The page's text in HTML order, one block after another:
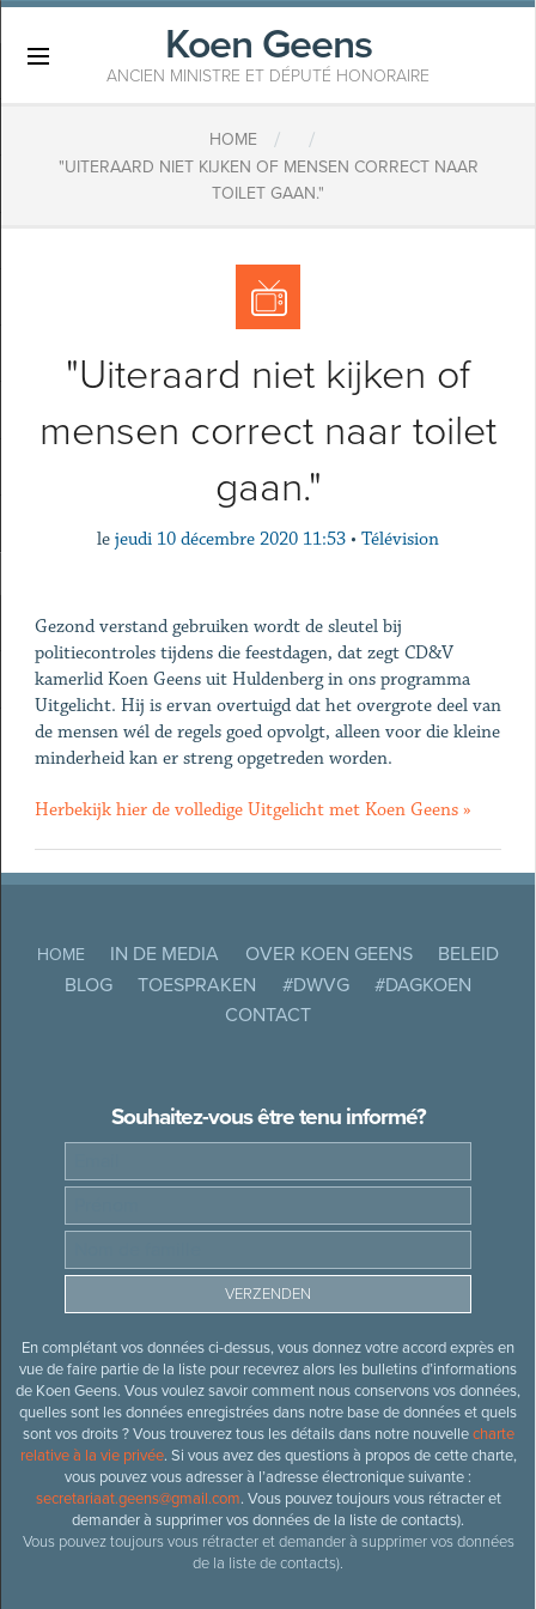
Koen Geens
ANCIEN MINISTRE ET DÉPUTÉ HONORAIRE
HOME / /
"UITERAARD NIET KIJKEN OF MENSEN CORRECT NAAR
TOILET GAAN."
"Uiteraard niet kijken of
mensen correct naar toilet
gaan."
le jeudi 10 décembre 2020 11:53 • Télévision
Gezond verstand gebruiken wordt de sleutel bij
politiecontroles tijdens die feestdagen, dat zegt CD&V
kamerlid Koen Geens uit Huldenberg in ons programma
Uitgelicht. Hij is ervan overtuigd dat het overgrote deel van
de mensen wél de regels goed opvolgt, alleen voor die kleine
minderheid kan er streng opgetreden worden.
Herbekijk hier de volledige Uitgelicht met Koen Geens »
HOME IN DE MEDIA OVER KOEN GEENS
BELEID
BLOG
TOESPRAKEN #DWVG
#DAGKOEN
CONTACT
Souhaitez-vous être tenu informé?
En complétant vos données ci-dessus, vous donnez votre accord exprès en
vue de faire partie de la liste pour recevrez alors les bulletins d’informations
de Koen Geens. Vous voulez savoir comment nous conservons vos données,
quelles sont les données enregistrées dans notre base de données et quels
sont vos droits ? Vous trouverez tous les détails dans notre nouvellecharte
relative à la vie privée. Si vous avez des questions à propos de cette charte,
vous pouvez vous adresser à l’adresse électronique suivante :
secretariaat.geens@gmail.com. Vous pouvez toujours vous rétracter et
demander à supprimer vos données de la liste de contacts).
Vous pouvez toujours vous rétracter et demander à supprimer vos données
de la liste de contacts).